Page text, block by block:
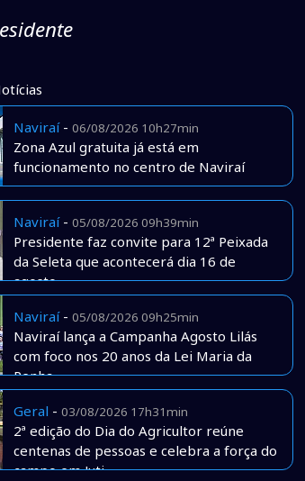
Naviraí- 06/08/2026 10h27min
Zona Azul gratuita já está em
funcionamento no centro de Naviraí
Naviraí- 05/08/2026 09h39min
Presidente faz convite para 12ª Peixada
da Seleta que acontecerá dia 16 de
agosto
Naviraí- 05/08/2026 09h25min
Naviraí lança a Campanha Agosto Lilás
com foco nos 20 anos da Lei Maria da
Penha
Geral - 03/08/2026 17h31min
2ª edição do Dia do Agricultor reúne
centenas de pessoas e celebra a força do
campo em Juti